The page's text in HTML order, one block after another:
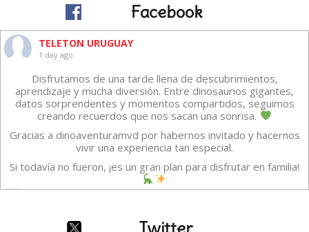
Facebook
TELETON URUGUAY
1 day ago
Disfrutamos de una tarde llena de descubrimientos,
aprendizaje y mucha diversión. Entre dinosaurios gigantes,
datos sorprendentes y momentos compartidos, seguimos
creando recuerdos que nos sacan una sonrisa.
Gracias a dinoaventuramvd por habernos invitado y hacernos
vivir una experiencia tan especial.
Si todavía no fueron, ¡es un gran plan para disfrutar en familia!
· Compartir Twitter